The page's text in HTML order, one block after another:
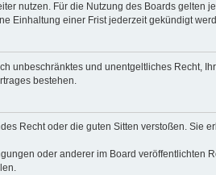
nutzen. Für die Nutzung des Boards gelten
Einhaltung einer Frist jederzeit gekündigt
unbeschränktes und unentgeltliches Recht,
bestehen.
Recht oder die guten Sitten verstoßen. Sie
oder anderer im Board veröffentlichten